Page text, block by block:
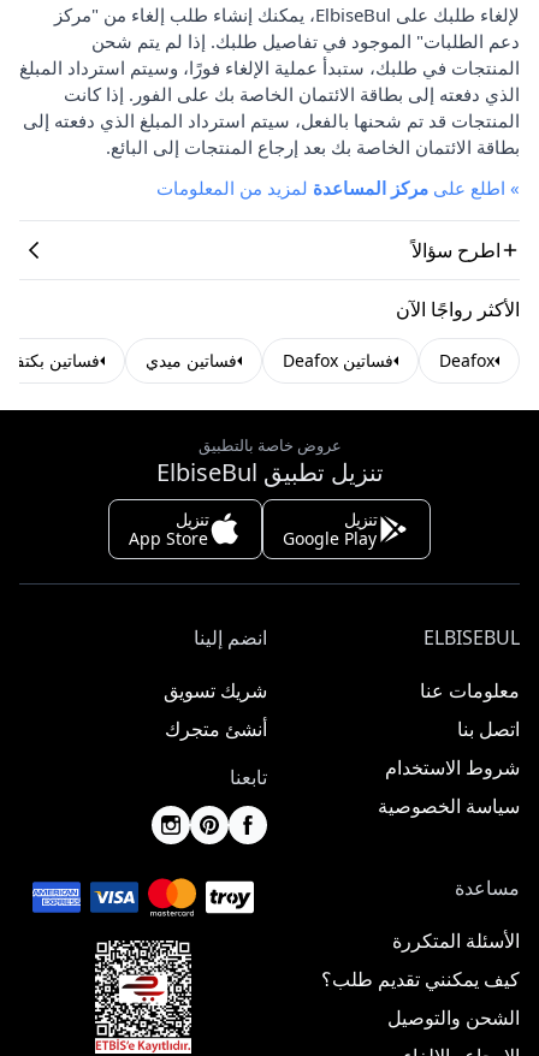
لإلغاء طلبك على ElbiseBul، يمكنك إنشاء طلب إلغاء من "مركز
دعم الطلبات" الموجود في تفاصيل طلبك. إذا لم يتم شحن
المنتجات في طلبك، ستبدأ عملية الإلغاء فورًا، وسيتم استرداد المبلغ
الذي دفعته إلى بطاقة الائتمان الخاصة بك على الفور. إذا كانت
المنتجات قد تم شحنها بالفعل، سيتم استرداد المبلغ الذي دفعته إلى
بطاقة الائتمان الخاصة بك بعد إرجاع المنتجات إلى البائع.
» اطلع على مركز المساعدة لمزيد من المعلومات
اطرح سؤالاً
الأكثر رواجًا الآن
Deafox فساتين Deafox فساتين ميدي فساتين بكتف
عروض خاصة بالتطبيق
تنزيل تطبيق ElbiseBul
تنزيل
Google Play
تنزيل
App Store
ELBISEBUL
معلومات عنا
اتصل بنا
شروط الاستخدام
سياسة الخصوصية
انضم إلينا
شريك تسويق
أنشئ متجرك
تابعنا
مساعدة
الأسئلة المتكررة
كيف يمكنني تقديم طلب؟
الشحن والتوصيل